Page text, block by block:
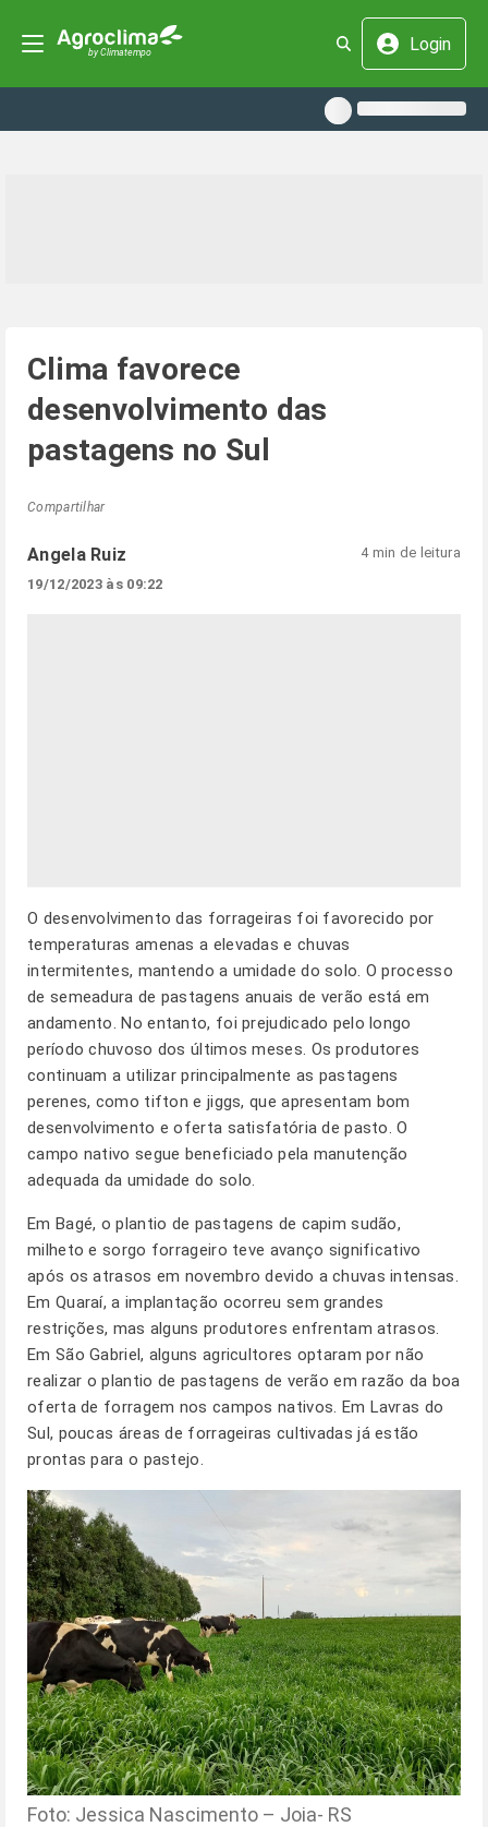
Login
Clima favorece
desenvolvimento das
pastagens no Sul
Compartilhar
Angela Ruiz
19/12/2023 às 09:22
4 min de leitura
O desenvolvimento das forrageiras foi favorecido por
temperaturas amenas a elevadas e chuvas
intermitentes, mantendo a umidade do solo. O processo
de semeadura de pastagens anuais de verão está em
andamento. No entanto, foi prejudicado pelo longo
período chuvoso dos últimos meses. Os produtores
continuam a utilizar principalmente as pastagens
perenes, como tifton e jiggs, que apresentam bom
desenvolvimento e oferta satisfatória de pasto. O
campo nativo segue beneficiado pela manutenção
adequada da umidade do solo.
Em Bagé, o plantio de pastagens de capim sudão,
milheto e sorgo forrageiro teve avanço significativo
após os atrasos em novembro devido a chuvas intensas.
Em Quaraí, a implantação ocorreu sem grandes
restrições, mas alguns produtores enfrentam atrasos.
Em São Gabriel, alguns agricultores optaram por não
realizar o plantio de pastagens de verão em razão da boa
oferta de forragem nos campos nativos. Em Lavras do
Sul, poucas áreas de forrageiras cultivadas já estão
prontas para o pastejo.
Foto: Jessica Nascimento – Joia- RS